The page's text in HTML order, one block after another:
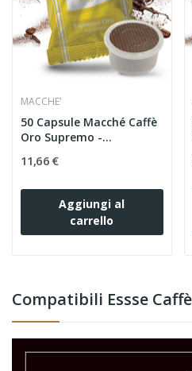
Compatibili Essse Caffè
MACCHE'
50 Capsule Macché Caffè
Oro Supremo -...
11,66 €
Aggiungi al
carrello